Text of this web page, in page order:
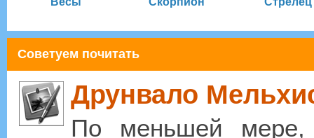
Советуем почитать
Друнвало
По меньшей мере,